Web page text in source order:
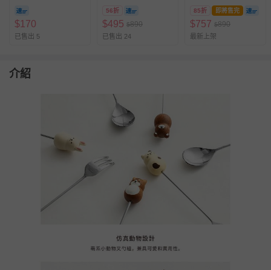
$170
已售出 5
56折
$495 $890
已售出 24
濾網托盤組-22cm
85折 即將售完
$757 $890
最新上架
介紹